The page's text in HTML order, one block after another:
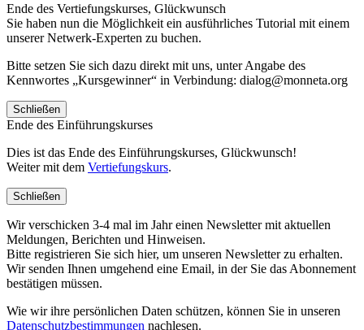
Ende des Vertiefungskurses, Glückwunsch
Sie haben nun die Möglichkeit ein ausführliches Tutorial mit einem
unserer Netwerk-Experten zu buchen.
Bitte setzen Sie sich dazu direkt mit uns, unter Angabe des
Kennwortes „Kursgewinner“ in Verbindung: dialog@monneta.org
Schließen
Ende des Einführungskurses
Dies ist das Ende des Einführungskurses, Glückwunsch!
Weiter mit dem Vertiefungskurs.
Schließen
Wir verschicken 3-4 mal im Jahr einen Newsletter mit aktuellen
Meldungen, Berichten und Hinweisen.
Bitte registrieren Sie sich hier, um unseren Newsletter zu erhalten.
Wir senden Ihnen umgehend eine Email, in der Sie das Abonnement
bestätigen müssen.
Wie wir ihre persönlichen Daten schützen, können Sie in unseren
Datenschutzbestimmungen nachlesen.